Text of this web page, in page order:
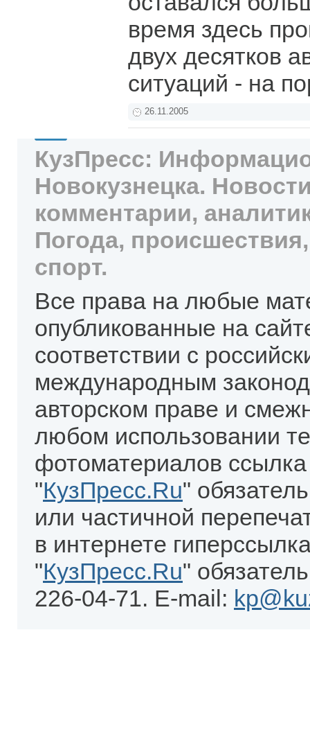
время здесь
двух десятков
ситуаций - на
26.11.2005
КузПресс:
Новокузнецка.
комментарии,
Погода,
спорт.
Все права на любые
опубликованные на
соответствии с
международным
авторском праве и
любом использовании
фотоматериалов
"КузПресс.Ru"
или частичной
в интернете
"КузПресс.Ru"
226-04-71. E-mail: